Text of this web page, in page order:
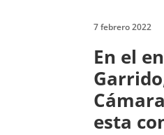
7 febrero 2022
En el
esta